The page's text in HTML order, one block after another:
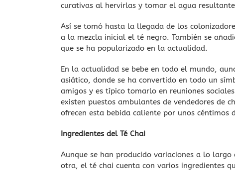
curativas al hervirlas y tomar el agua
Así se tomó hasta la llegada de los
a la mezcla inicial el té negro. También se
que se ha popularizado en la actualidad.
En la actualidad se bebe en todo el mundo,
asiático, donde se ha convertido en todo un
amigos y es típico tomarlo en reuniones
existen puestos ambulantes de vendedores de
ofrecen esta bebida caliente por unos céntimos
Ingredientes del Té Chai
Aunque se han producido variaciones a lo
otra, el té chai cuenta con varios ingredientes